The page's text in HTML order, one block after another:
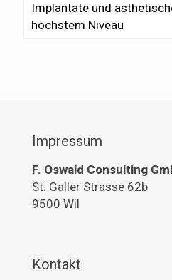
Implantate und
höchstem Niveau
Impressum
F. Oswald Consulting
St. Galler Strasse 62b
9500 Wil
Kontakt